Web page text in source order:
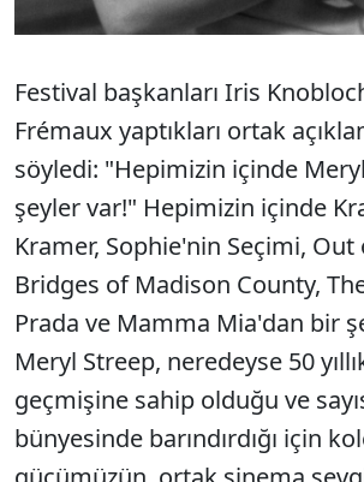
Festival başkanları Iris
Frémaux yaptıkları ortak
söyledi: "Hepimizin içinde
şeyler var!" Hepimizin içinde
Kramer, Sophie'nin Seçimi,
Bridges of Madison County,
Prada ve Mamma Mia'dan bir
Meryl Streep, neredeyse 50
geçmişine sahip olduğu ve
bünyesinde barındırdığı için